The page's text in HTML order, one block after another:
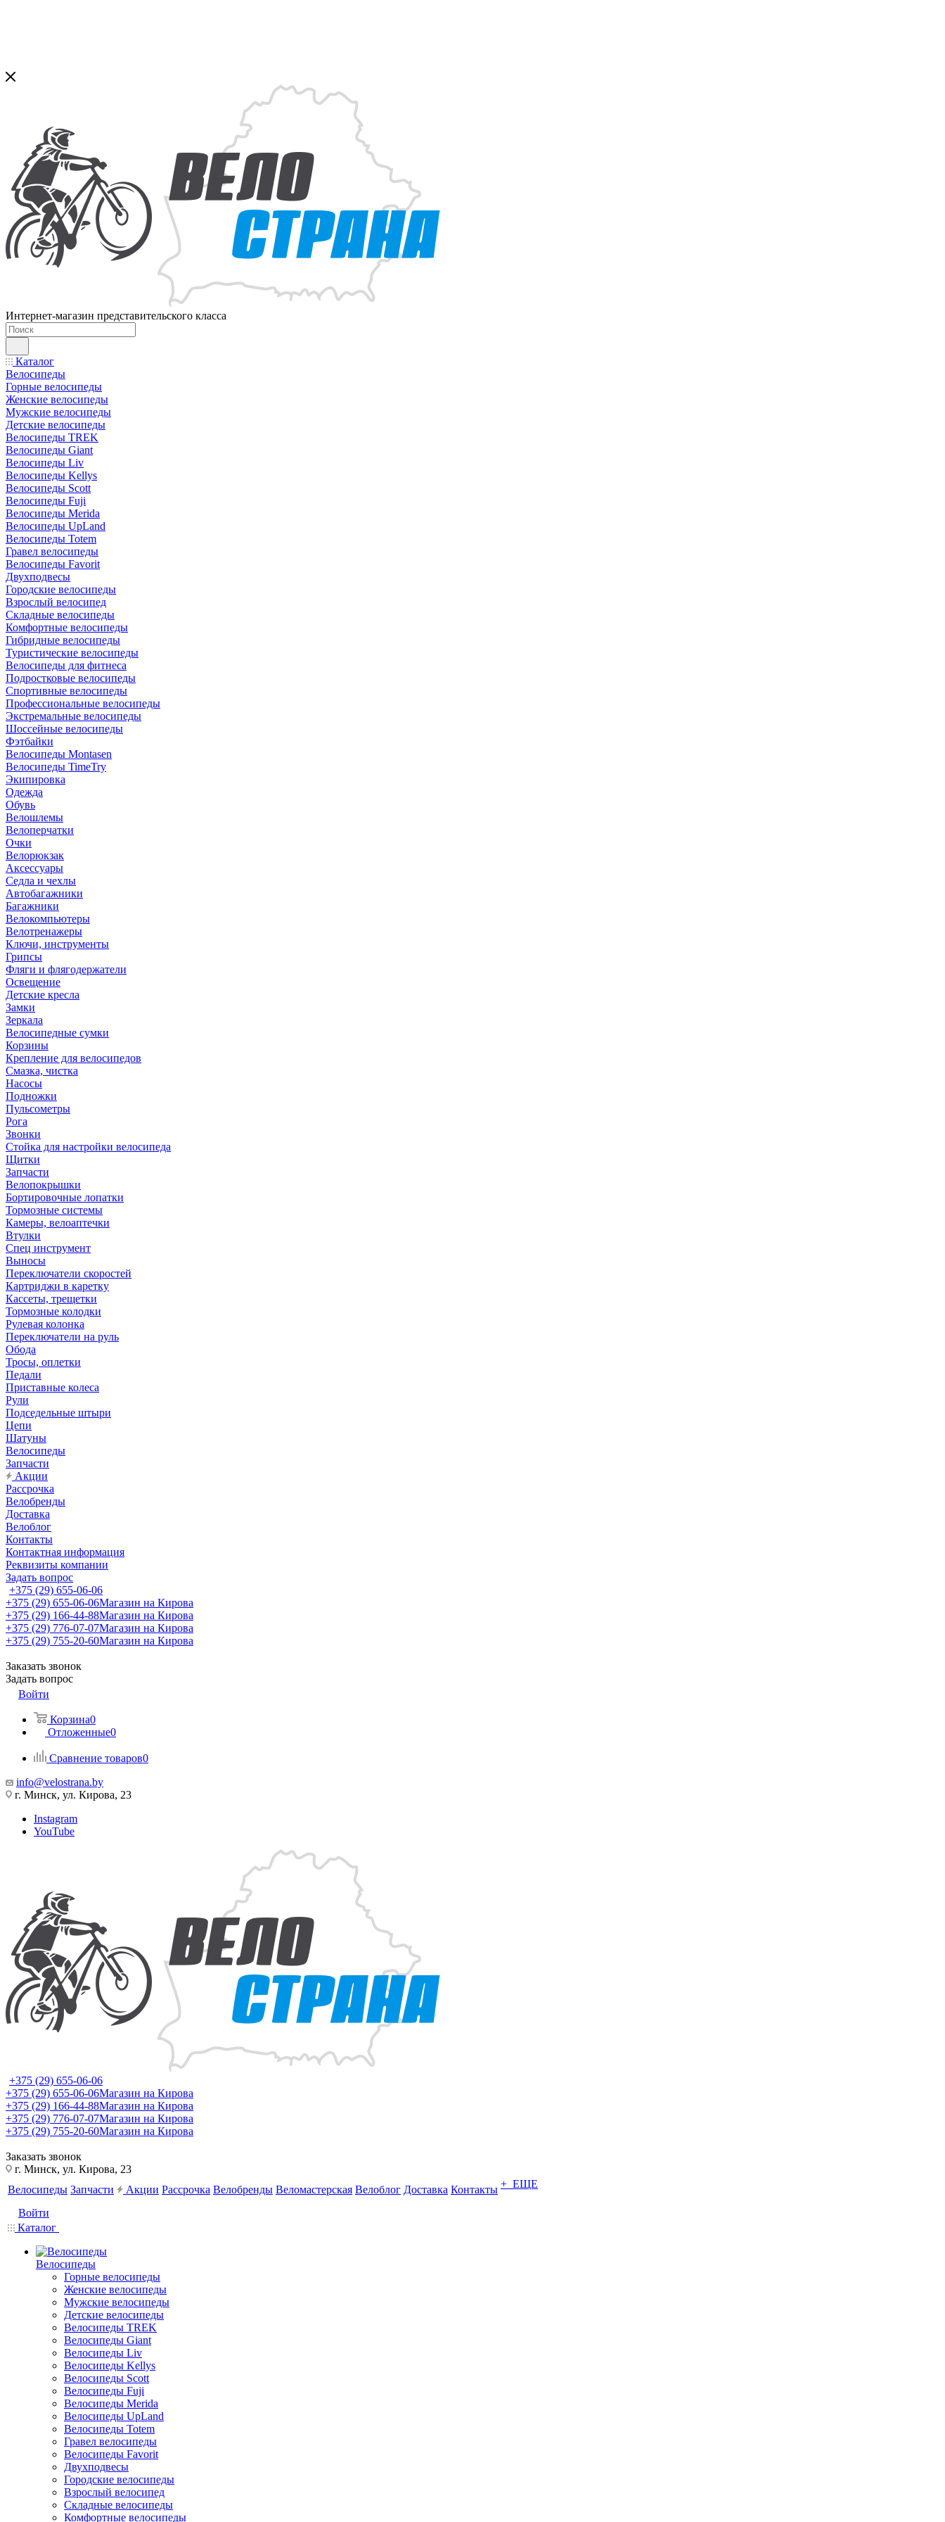
Интернет-магазин представительского класса
Каталог
Велосипеды
Горные велосипеды
Женские велосипеды
Мужские велосипеды
Детские велосипеды
Велосипеды TREK
Велосипеды Giant
Велосипеды Liv
Велосипеды Kellys
Велосипеды Scott
Велосипеды Fuji
Велосипеды Merida
Велосипеды UpLand
Велосипеды Totem
Гравел велосипеды
Велосипеды Favorit
Двухподвесы
Городские велосипеды
Взрослый велосипед
Складные велосипеды
Комфортные велосипеды
Гибридные велосипеды
Туристические велосипеды
Велосипеды для фитнеса
Подростковые велосипеды
Спортивные велосипеды
Профессиональные велосипеды
Экстремальные велосипеды
Шоссейные велосипеды
Фэтбайки
Велосипеды Montasen
Велосипеды TimeTry
Экипировка
Одежда
Обувь
Велошлемы
Велоперчатки
Очки
Велорюкзак
Аксессуары
Седла и чехлы
Автобагажники
Багажники
Велокомпьютеры
Велотренажеры
Ключи, инструменты
Грипсы
Фляги и флягодержатели
Освещение
Детские кресла
Замки
Зеркала
Велосипедные сумки
Корзины
Крепление для велосипедов
Смазка, чистка
Насосы
Подножки
Пульсометры
Рога
Звонки
Стойка для настройки велосипеда
Щитки
Запчасти
Велопокрышки
Бортировочные лопатки
Тормозные системы
Камеры, велоаптечки
Втулки
Спец инструмент
Выносы
Переключатели скоростей
Картриджи в каретку
Кассеты, трещетки
Тормозные колодки
Рулевая колонка
Переключатели на руль
Обода
Тросы, оплетки
Педали
Приставные колеса
Рули
Подседельные штыри
Цепи
Шатуны
Велосипеды
Запчасти
Акции
Рассрочка
Велобренды
Доставка
Велоблог
Контакты
Контактная информация
Реквизиты компании
Задать вопрос
+375 (29) 655-06-06
+375 (29) 655-06-06Магазин на Кирова
+375 (29) 166-44-88Магазин на Кирова
+375 (29) 776-07-07Магазин на Кирова
+375 (29) 755-20-60Магазин на Кирова
Заказать звонок
Задать вопрос
Войти
Корзина0
Отложенные0
Сравнение товаров0
info@velostrana.by
г. Минск, ул. Кирова, 23
Instagram
YouTube
+375 (29) 655-06-06
+375 (29) 655-06-06Магазин на Кирова
+375 (29) 166-44-88Магазин на Кирова
+375 (29) 776-07-07Магазин на Кирова
+375 (29) 755-20-60Магазин на Кирова
Заказать звонок
г. Минск, ул. Кирова, 23
Велосипеды Запчасти Акции Рассрочка Велобренды Веломастерская Велоблог Доставка Контакты + ЕЩЕ
Войти
Каталог
Велосипеды
Горные велосипеды
Женские велосипеды
Мужские велосипеды
Детские велосипеды
Велосипеды TREK
Велосипеды Giant
Велосипеды Liv
Велосипеды Kellys
Велосипеды Scott
Велосипеды Fuji
Велосипеды Merida
Велосипеды UpLand
Велосипеды Totem
Гравел велосипеды
Велосипеды Favorit
Двухподвесы
Городские велосипеды
Взрослый велосипед
Складные велосипеды
Комфортные велосипеды